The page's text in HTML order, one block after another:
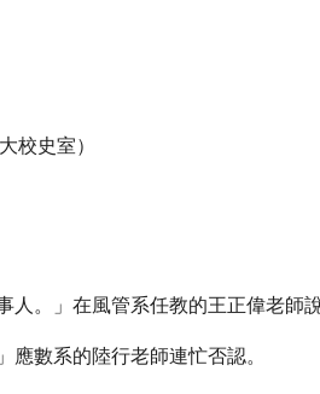
校史室）
人。」在風管系任教的王正偉老師說
應數系的陸行老師連忙否認。